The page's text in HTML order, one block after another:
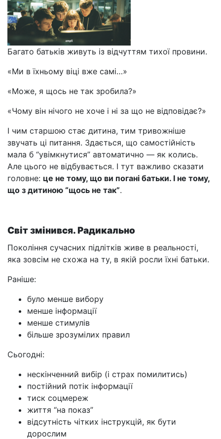
Багато батьків живуть із відчуттям тихої провини.
«Ми в їхньому віці вже самі…»
«Може, я щось не так зробила?»
«Чому він нічого не хоче і ні за що не відповідає?»
І чим старшою стає дитина, тим тривожніше
звучать ці питання. Здається, що самостійність
мала б “увімкнутися” автоматично — як колись.
Але цього не відбувається. І тут важливо сказати
головне: це не тому, що ви погані батьки. І не тому,
що з дитиною “щось не так”.
Світ змінився. Радикально
Покоління сучасних підлітків живе в реальності,
яка зовсім не схожа на ту, в якій росли їхні батьки.
Раніше:
було менше вибору
менше інформації
менше стимулів
більше зрозумілих правил
Сьогодні:
нескінченний вибір (і страх помилитись)
постійний потік інформації
тиск соцмереж
життя “на показ”
відсутність чітких інструкцій, як бути
дорослим